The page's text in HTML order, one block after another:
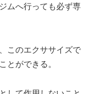
ムへ行っても必ず専
このエクササイズで
とができる。